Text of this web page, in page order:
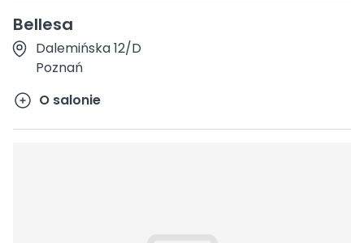
Bellesa
Dalemińska 12/D
Poznań
O salonie